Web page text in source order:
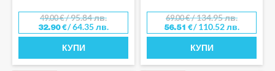
49.00€/ 95.84 лв.
32.90€/ 64.35 лв.
КУПИ
69.00€/ 134.95 лв.
56.51 €/ 110.52 лв.
КУПИ